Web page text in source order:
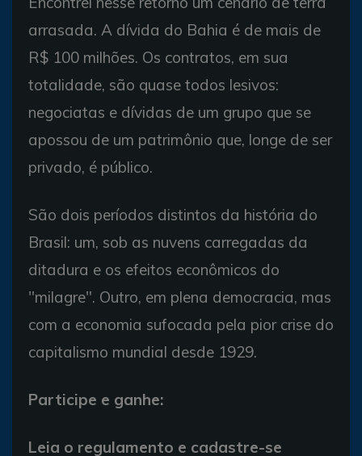
arrasada. A dívida do Bahia é de mais de
R$ 100 milhões. Os contratos, em sua
totalidade, são quase todos lesivos:
negociatas e dívidas de um grupo que se
apossou de um patrimônio que, longe de ser
privado, é público.
São dois períodos distintos da história do
Brasil: um, sob as nuvens carregadas da
ditadura e os efeitos econômicos do
"milagre". Outro, em plena democracia, mas
com a economia sufocada pela pior crise do
capitalismo mundial desde 1929.
Participe e ganhe:
Leia o regulamento e cadastre-se